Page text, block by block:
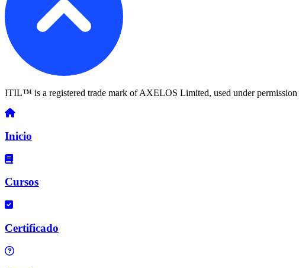
ITIL™ is a registered trade mark of AXELOS Limited, used under
Inicio
Cursos
Certificado